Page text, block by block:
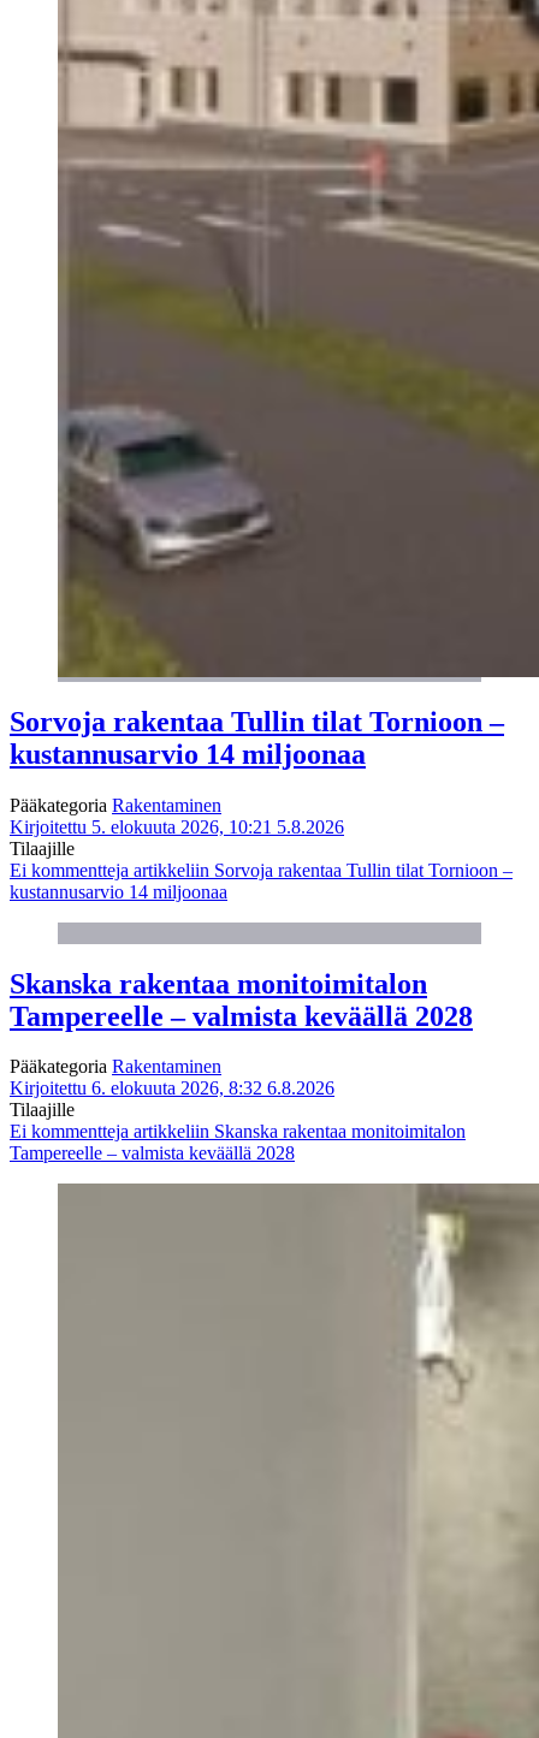
Sorvoja rakentaa Tullin tilat Tornioon –
kustannusarvio 14 miljoonaa
Pääkategoria Rakentaminen
Kirjoitettu 5. elokuuta 2026, 10:21 5.8.2026
Tilaajille
Ei kommentteja artikkeliin Sorvoja rakentaa Tullin tilat Tornioon –
kustannusarvio 14 miljoonaa
Skanska rakentaa monitoimitalon
Tampereelle – valmista keväällä 2028
Pääkategoria Rakentaminen
Kirjoitettu 6. elokuuta 2026, 8:32 6.8.2026
Tilaajille
Ei kommentteja artikkeliin Skanska rakentaa monitoimitalon
Tampereelle – valmista keväällä 2028